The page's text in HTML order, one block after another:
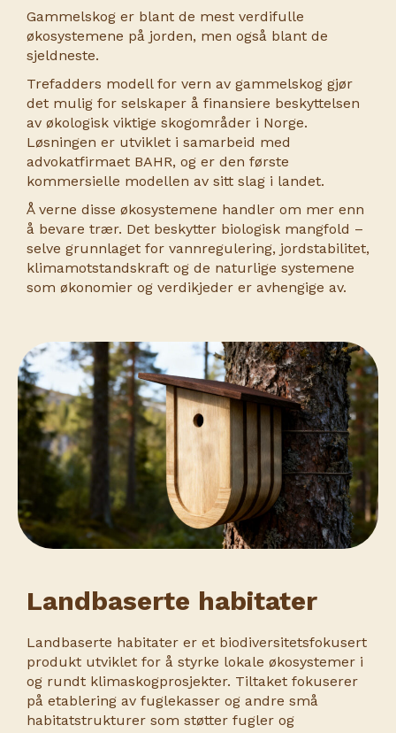
Gammelskog er blant de mest verdifulle
økosystemene på jorden, men også blant de
sjeldneste.
Trefadders modell for vern av gammelskog gjør
det mulig for selskaper å finansiere beskyttelsen
av økologisk viktige skogområder i Norge.
Løsningen er utviklet i samarbeid med
advokatfirmaet BAHR, og er den første
kommersielle modellen av sitt slag i landet.
Å verne disse økosystemene handler om mer enn
å bevare trær. Det beskytter biologisk mangfold –
selve grunnlaget for vannregulering, jordstabilitet,
klimamotstandskraft og de naturlige systemene
som økonomier og verdikjeder er avhengige av.
Landbaserte habitater
Landbaserte habitater er et biodiversitetsfokusert
produkt utviklet for å styrke lokale økosystemer i
og rundt klimaskogprosjekter. Tiltaket fokuserer
på etablering av fuglekasser og andre små
habitatstrukturer som støtter fugler og